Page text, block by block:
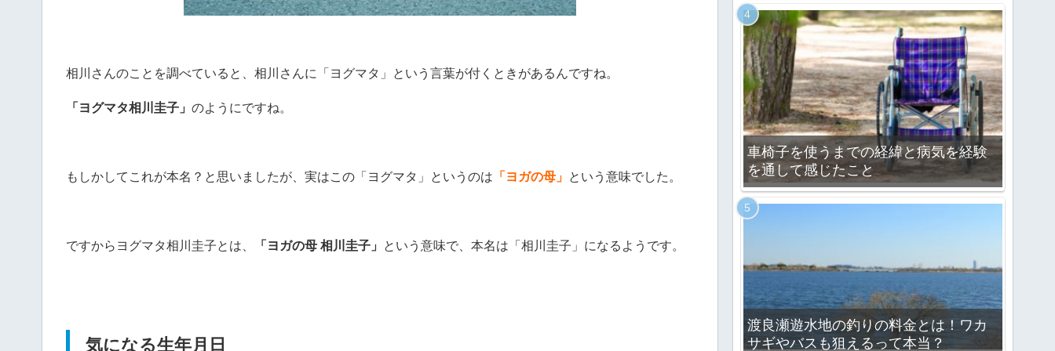
相川さんのことを調べていると、相川さんに「ヨグマタ」という言葉が付くときがあるんですね。
「ヨグマタ相川圭子」 のようにですね。
もしかしてこれが本名？と思いましたが、実はこの「ヨグマタ」というのは 「ヨガの母」 という意味でした。
ですからヨグマタ相川圭子とは、 「ヨガの母 相川圭子」 という意味で、本名は「相川圭子」になるようです。
気になる生年月日
車椅子を使うまでの経緯と病気を経験
を通して感じたこと
渡良瀬遊水地の釣りの料金とは！ワカ
サギやバスも狙えるって本当？